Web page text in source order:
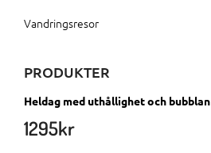
Vandringsresor
PRODUKTER
Heldag med uthållighet och bubblan
1295kr